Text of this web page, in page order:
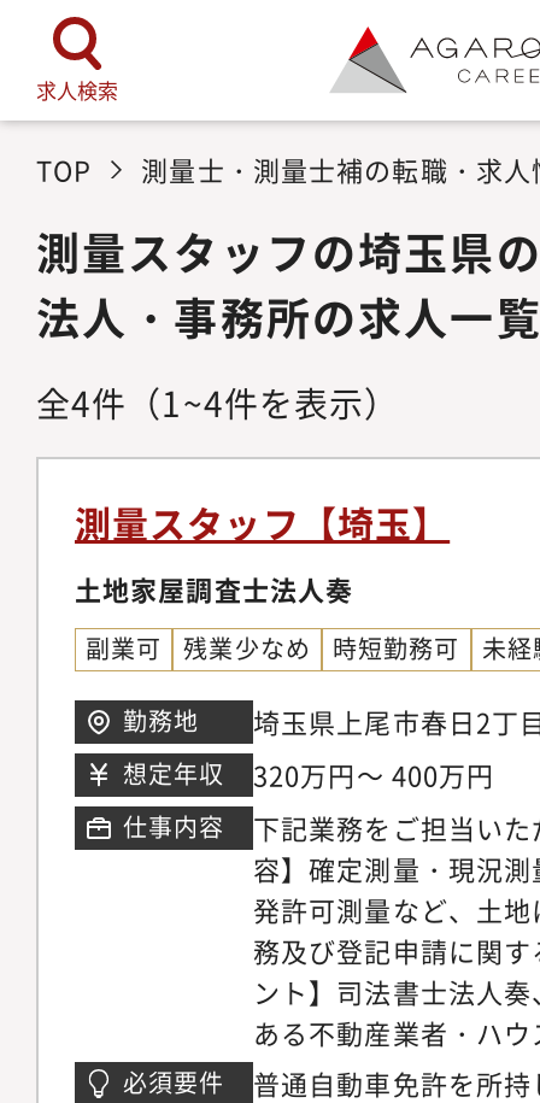
求人検索
TOP 測量士・測量士補の転職・求人
測量スタッフの埼玉県
法人・事務所の求人一
全4件 （1~4件を表示）
測量スタッフ【埼玉】
土地家屋調査士法人奏
副業可 残業少なめ 時短勤務可 未
勤務地 埼玉県上尾市春日2丁
想定年収 320万円～ 400万円
仕事内容
下記業務をご担当い
容】確定測量・現況
発許可測量など、土
務及び登記申請に関
ント】司法書士法人
ある不動産業者・ハ
必須要件 普通自動車免許を所